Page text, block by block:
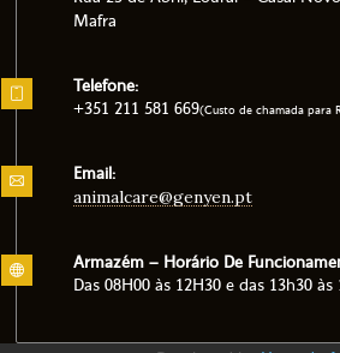
Mafra
Telefone:
+351 211 581 669(Custo de chamada para
Email:
animalcare@genyen.pt
Armazém – Horário De
Das 08H00 às 12H30 e das 13h30 às